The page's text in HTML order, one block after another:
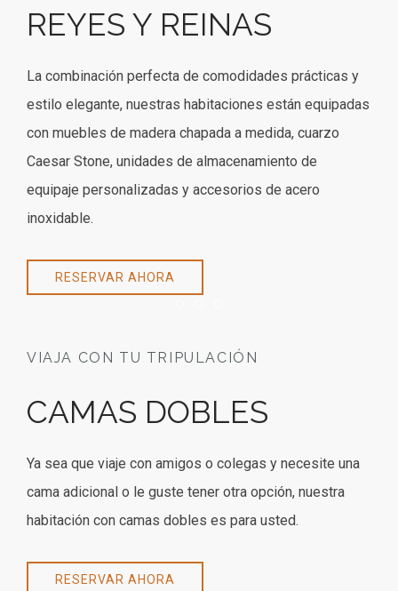
REYES Y REINAS
La combinación perfecta de comodidades prácticas y
estilo elegante, nuestras habitaciones están equipadas
con muebles de madera chapada a medida, cuarzo
Caesar Stone, unidades de almacenamiento de
equipaje personalizadas y accesorios de acero
inoxidable.
RESERVAR AHORA
VIAJA CON TU TRIPULACIÓN
CAMAS DOBLES
Ya sea que viaje con amigos o colegas y necesite una
cama adicional o le guste tener otra opción, nuestra
habitación con camas dobles es para usted.
RESERVAR AHORA